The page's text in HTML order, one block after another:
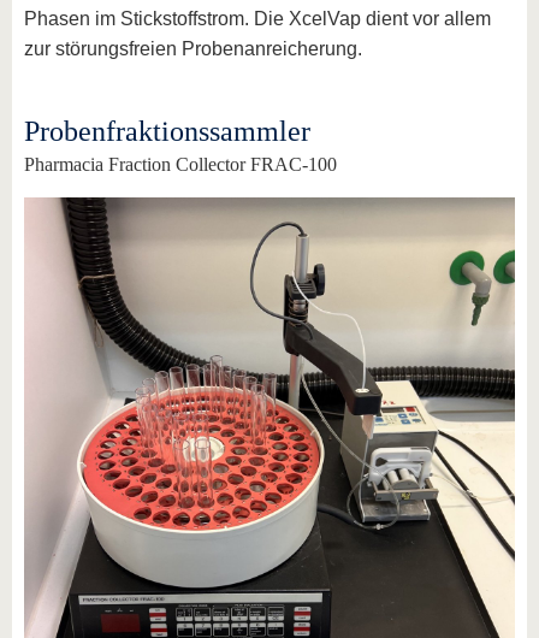
Phasen im Stickstoffstrom. Die XcelVap dient vor allem
zur störungsfreien Probenanreicherung.
Probenfraktionssammler
Pharmacia Fraction Collector FRAC-100